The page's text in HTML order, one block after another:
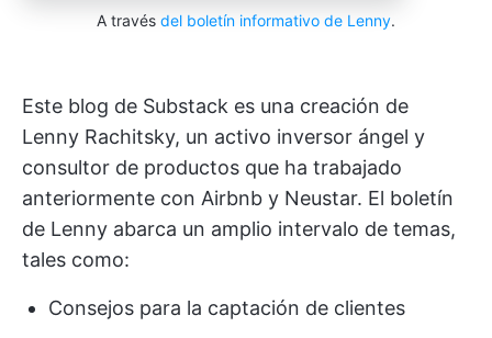
A través del boletín informativo de Lenny.
Este blog de Substack es una creación de
Lenny Rachitsky, un activo inversor ángel y
consultor de productos que ha trabajado
anteriormente con Airbnb y Neustar. El boletín
de Lenny abarca un amplio intervalo de temas,
tales como:
Consejos para la captación de clientes